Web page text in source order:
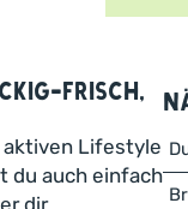
frisch,
aktiven Lifestyle
du auch einfach
dir